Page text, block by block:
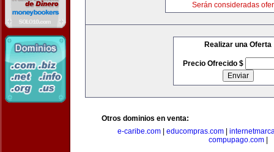
Serán consideradas
Realizar una Oferta
Precio Ofrecido $
Otros dominios en venta:
e-caribe.com| educompras.com|
compupago.com|